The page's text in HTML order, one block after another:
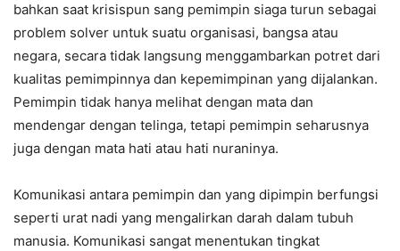
bahkan saat krisispun sang pemimpin siaga turun sebagai
problem solver untuk suatu organisasi, bangsa atau
negara, secara tidak langsung menggambarkan potret dari
kualitas pemimpinnya dan kepemimpinan yang dijalankan.
Pemimpin tidak hanya melihat dengan mata dan
mendengar dengan telinga, tetapi pemimpin seharusnya
juga dengan mata hati atau hati nuraninya.
Komunikasi antara pemimpin dan yang dipimpin berfungsi
seperti urat nadi yang mengalirkan darah dalam tubuh
manusia. Komunikasi sangat menentukan tingkat